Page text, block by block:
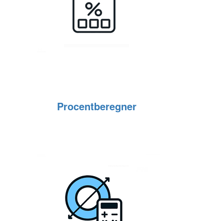
Procentberegner